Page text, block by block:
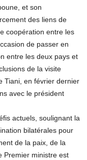
et son
des liens de
coopération entre les
de passer en
entre les deux pays et
de la visite
Tiani, en février dernier
avec le président
actuels, soulignant la
bilatérales pour
de la paix, de la
Premier ministre est